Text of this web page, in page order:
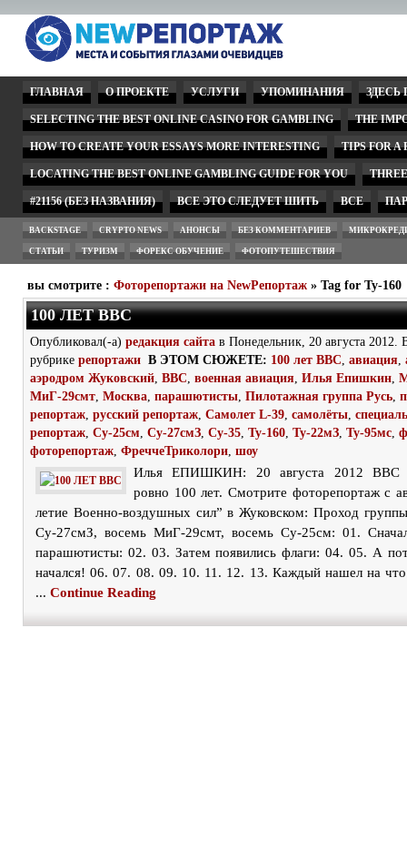
ГЛАВНАЯ О ПРОЕКТЕ УСЛУГИ УПОМИНАНИЯ
SELECTING THE BEST ONLINE CASINO FOR GAMBLING THE
HOW TO CREATE YOUR ESSAYS MORE INTERESTING TIPS FOR A
LOCATING THE BEST ONLINE GAMBLING GUIDE FOR YOU
#21156 (БЕЗ НАЗВАНИЯ) ВСЕ ЭТО СЛЕДУЕТ ШИТЬ ВСЕ
BACKSTAGE CRYPTO NEWS АНОНСЫ БЕЗ КОММЕНТАРИЕВ
СТАТЬИ ТУРИЗМ ФОРЕКС ОБУЧЕНИЕ ФОТОПУТЕШЕСТВИЯ
вы смотрите : Фоторепортажи на NewРепортаж » Tag for Ту-160
100 ЛЕТ ВВС
Опубликовал(-а) редакция сайта в Понедельник, 20 августа 2012.
рубрике репортажи В ЭТОМ СЮЖЕТЕ: 100 лет ВВС авиация
аэродром Жуковский ВВС военная авиация Илья Епишкин
МиГ-29смт Москва парашютисты Пилотажная группа Русь
репортаж русский репортаж Самолет L-39 самолёты
репортаж Су-25см Су-27смЗ Су-35 Ту-160 Ту-22мЗ Ту-95мс
фоторепортаж ФреччеТриколори шоу
Илья ЕПИШКИН: 20 августа 2012 ВВС
ровно 100 лет. Смотрите фоторепортаж с
летие Военно-воздушных сил” в Жуковском: Проход
Су-27смЗ, восемь МиГ-29смт, восемь Су-25см: 01.
парашютисты: 02. 03. Затем появились флаги: 04. 05. А
начался! 06. 07. 08. 09. 10. 11. 12. 13. Каждый нашел на
... Continue Reading